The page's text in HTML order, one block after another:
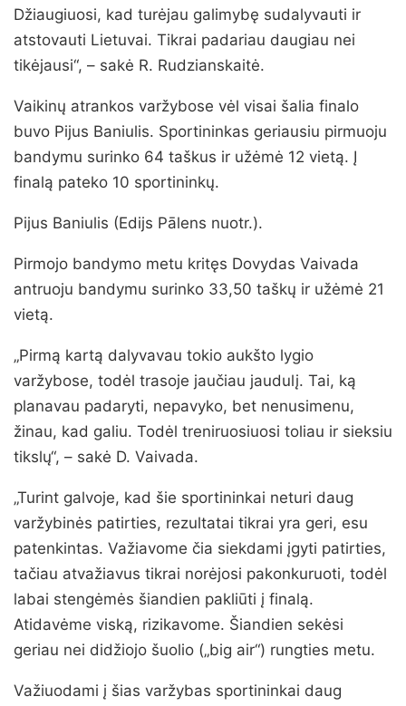
Džiaugiuosi, kad turėjau galimybę sudalyvauti ir
atstovauti Lietuvai. Tikrai padariau daugiau nei
tikėjausi“, – sakė R. Rudzianskaitė.
Vaikinų atrankos varžybose vėl visai šalia finalo
buvo Pijus Baniulis. Sportininkas geriausiu pirmuoju
bandymu surinko 64 taškus ir užėmė 12 vietą. Į
finalą pateko 10 sportininkų.
Pijus Baniulis (Edijs Pālens nuotr.).
Pirmojo bandymo metu kritęs Dovydas Vaivada
antruoju bandymu surinko 33,50 taškų ir užėmė 21
vietą.
„Pirmą kartą dalyvavau tokio aukšto lygio
varžybose, todėl trasoje jaučiau jaudulį. Tai, ką
planavau padaryti, nepavyko, bet nenusimenu,
žinau, kad galiu. Todėl treniruosiuosi toliau ir sieksiu
tikslų“, – sakė D. Vaivada.
„Turint galvoje, kad šie sportininkai neturi daug
varžybinės patirties, rezultatai tikrai yra geri, esu
patenkintas. Važiavome čia siekdami įgyti patirties,
tačiau atvažiavus tikrai norėjosi pakonkuruoti, todėl
labai stengėmės šiandien pakliūti į finalą.
Atidavėme viską, rizikavome. Šiandien sekėsi
geriau nei didžiojo šuolio („big air“) rungties metu.
Važiuodami į šias varžybas sportininkai daug